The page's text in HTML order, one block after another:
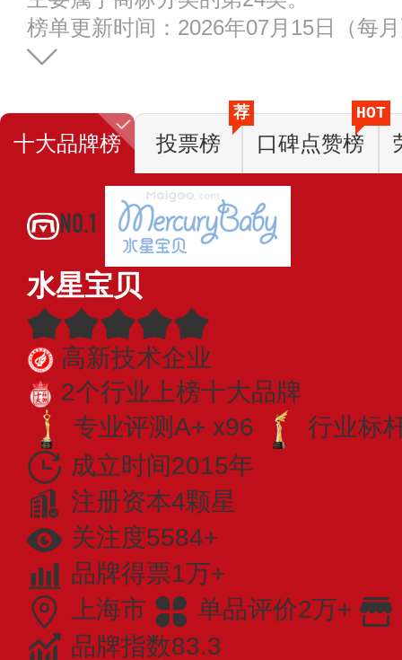
榜单更新时间：2026年07月15日（每
十大品牌榜 投票榜
荐
口碑点赞榜
HOT
NO.1
水星宝贝
高新技术企业
2个行业上榜十大品牌
专业评测A+ x96
行业标
成立时间2015年
注册资本4颗星
关注度5584+
品牌得票1万+
上海市
单品评价2万+
品牌指数83.3